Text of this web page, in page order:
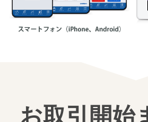
お取引開始